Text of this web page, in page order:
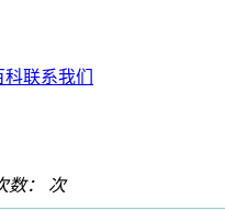
科联系我们
数： 次